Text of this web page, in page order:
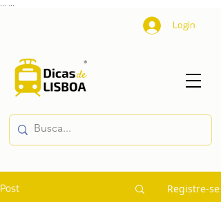
Login
Post Registre-se